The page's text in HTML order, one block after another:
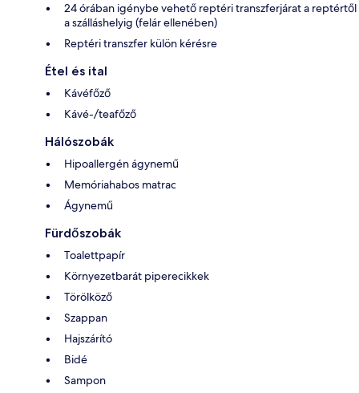
24 órában igénybe vehető reptéri transzferjárat a reptértől
a szálláshelyig (felár ellenében)
Reptéri transzfer külön kérésre
Étel és ital
Kávéfőző
Kávé-/teafőző
Hálószobák
Hipoallergén ágynemű
Memóriahabos matrac
Ágynemű
Fürdőszobák
Toalettpapír
Környezetbarát piperecikkek
Törölköző
Szappan
Hajszárító
Bidé
Sampon